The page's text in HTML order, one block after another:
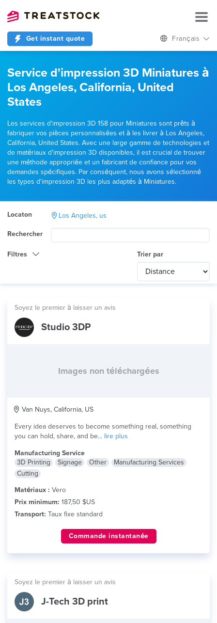
Get instant quote Français
Service d'impression 3D Miniatures à
Los Angeles, California, United
States
Les services d'impression 3D 158 pour Miniatures sont prêts à
fabriquer vos pièces personnalisées et à les livrer à Los Angeles,
California, United States. Avec une large gamme de technologies et
de matériaux d'impression 3D disponibles, il est crucial de trouver
une méthode appropriée et un fabricant de confiance pour vos
demandes spécifiques. Par conséquent, nous avons sélectionné
les types d'impression 3D les plus adaptés à Miniatures.
Locaton Los Angeles, us
Rechercher
Filtres Trier par
International
Technologie
Soyez le premier à laisser un avis
Studio 3DP
Images non téléchargées
Van Nuys, California, US
Every idea deserves to become something real, something
you can hold, share, and be... lire plus
Manufacturing Service
3D Printing
Signage Other
Manufacturing Services
Cutting
Matériaux : Vero
Prix minimum: 187,50 $US
Transport: Taux fixe standard
Commande instantanée
Soyez le premier à laisser un avis
J-Tech 3D print